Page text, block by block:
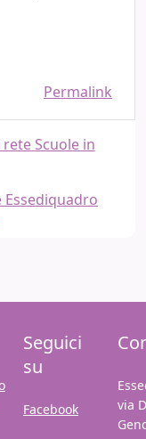
Permalink
Scuole in
Essediquadro
Seguici
su
Facebook
via